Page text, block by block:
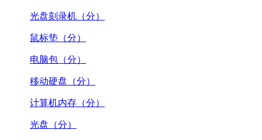
光盘刻录机（分）
鼠标垫（分）
电脑包（分）
移动硬盘（分）
计算机内存（分）
光盘（分）